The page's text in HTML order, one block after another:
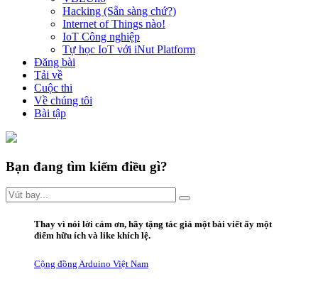
Hacking (Sẵn sàng chứ?)
Internet of Things nào!
IoT Công nghiệp
Tự học IoT với iNut Platform
Đăng bài
Tải về
Cuộc thi
Về chúng tôi
Bài tập
Bạn đang tìm kiếm điều gì?
Thay vì nói lời cảm ơn, hãy tặng tác giả một bài viết ấy một
điểm hữu ích và like khích lệ.
Cộng đồng Arduino Việt Nam